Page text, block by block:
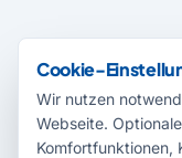
Cookie-
Wir nutzen
Webseite.
Komfortfunktionen,